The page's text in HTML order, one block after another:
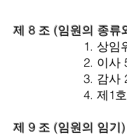
제 8 조 (임원의 종류
1. 상임위원
2. 이사 5인 이상
3. 감사 2인
4. 제1호 내지 제
제 9 조 (임원의 임기)